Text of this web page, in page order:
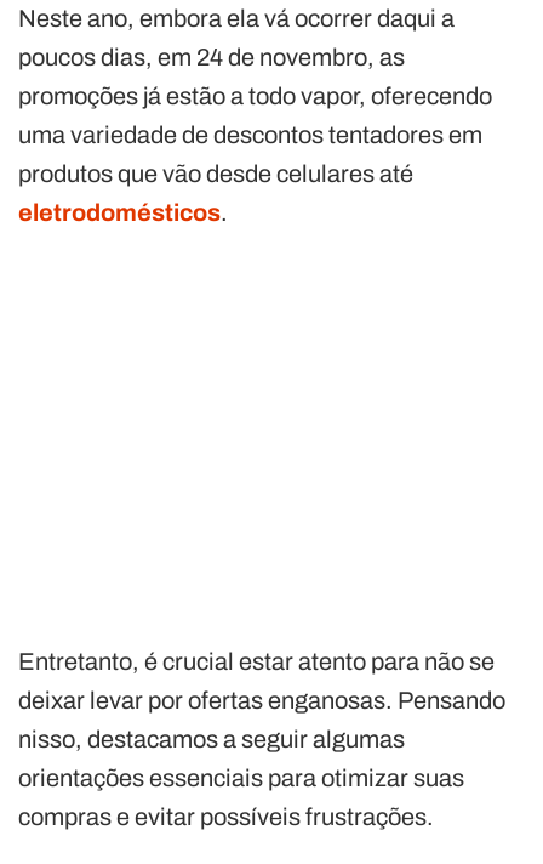
Neste ano, embora ela vá ocorrer daqui a
poucos dias, em 24 de novembro, as
promoções já estão a todo vapor, oferecendo
uma variedade de descontos tentadores em
produtos que vão desde celulares até
eletrodomésticos.
Entretanto, é crucial estar atento para não se
deixar levar por ofertas enganosas. Pensando
nisso, destacamos a seguir algumas
orientações essenciais para otimizar suas
compras e evitar possíveis frustrações.